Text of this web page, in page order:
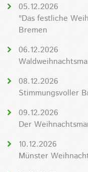
05.12.2026
"Das festliche
Bremen
06.12.2026
08.12.2026
Stimmungsvoller
09.12.2026
Der
10.12.2026
Münster